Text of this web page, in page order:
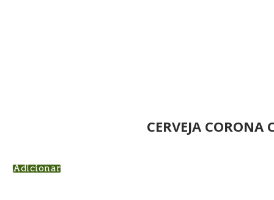
CERVEJA CORONA
Adicionar